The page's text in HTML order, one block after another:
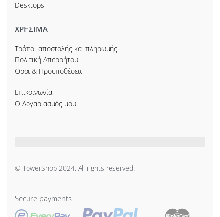
Desktops
ΧΡΗΣΙΜΑ
Τρόποι αποστολής και πληρωμής
Πολιτική Απορρήτου
Όροι & Προϋποθέσεις
Επικοινωνία
Ο Λογαριασμός μου
© TowerShop 2024. All rights reserved.
Secure payments